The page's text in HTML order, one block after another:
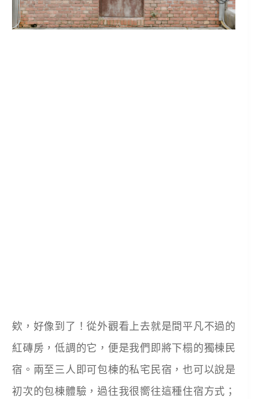
欸，好像到了！從外觀看上去就是間平凡不過的
紅磚房，低調的它，便是我們即將下榻的獨棟民
宿。兩至三人即可包棟的私宅民宿，也可以說是
初次的包棟體驗，過往我很嚮往這種住宿方式；